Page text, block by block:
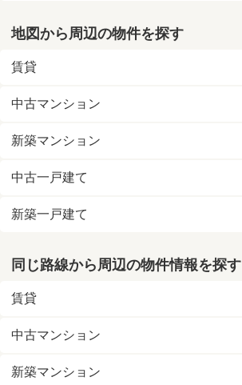
地図から周辺の物件を探す
賃貸
中古マンション
新築マンション
中古一戸建て
新築一戸建て
同じ路線から周辺の物件情報を探す
賃貸
中古マンション
新築マンション